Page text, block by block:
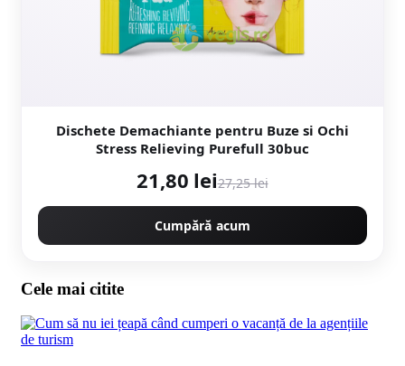
Dischete Demachiante pentru Buze si Ochi
Stress Relieving Purefull 30buc
21,80 lei27,25 lei
Cumpără acum
Cele mai citite